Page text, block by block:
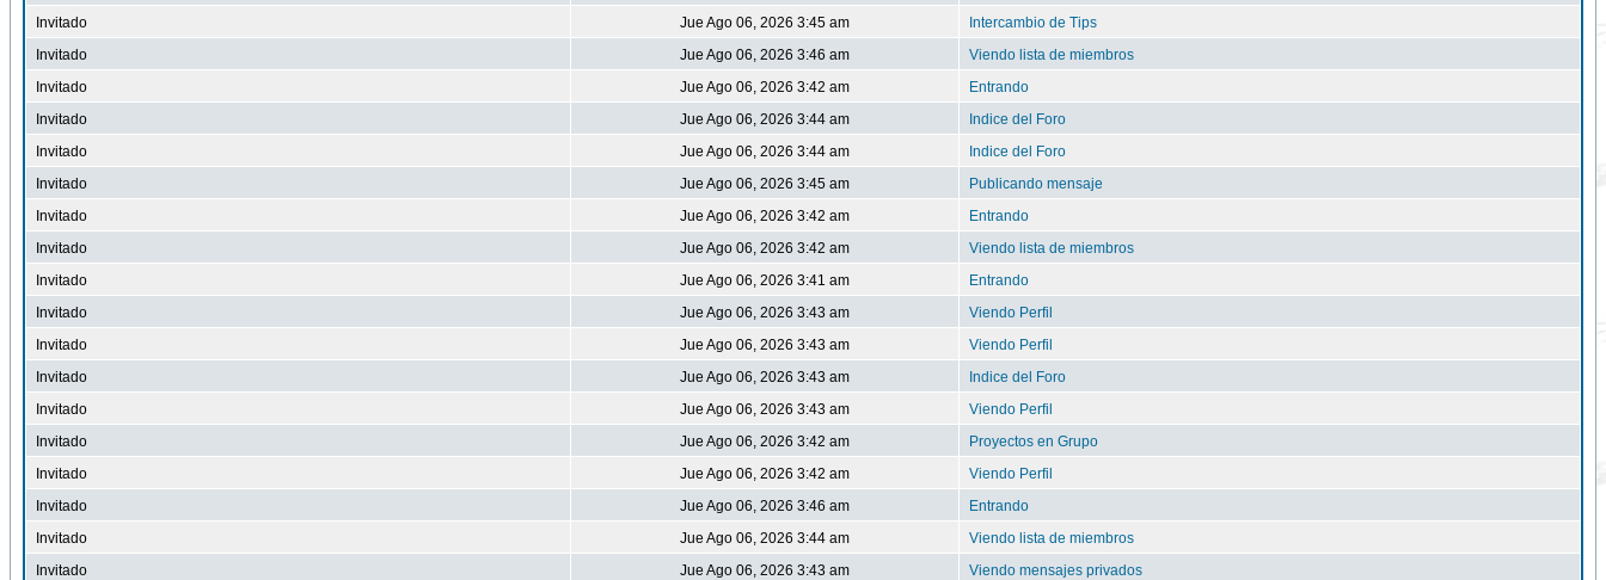
Invitado
Jue Ago 06, 2026 3:45 am
Intercambio de Tips
Invitado
Jue Ago 06, 2026 3:46 am
Viendo lista de miembros
Invitado
Jue Ago 06, 2026 3:42 am
Entrando
Invitado
Jue Ago 06, 2026 3:44 am
Indice del Foro
Invitado
Jue Ago 06, 2026 3:44 am
Indice del Foro
Invitado
Jue Ago 06, 2026 3:45 am
Publicando mensaje
Invitado
Jue Ago 06, 2026 3:42 am
Entrando
Invitado
Jue Ago 06, 2026 3:42 am
Viendo lista de miembros
Invitado
Jue Ago 06, 2026 3:41 am
Entrando
Invitado
Jue Ago 06, 2026 3:43 am
Viendo Perfil
Invitado
Jue Ago 06, 2026 3:43 am
Viendo Perfil
Invitado
Jue Ago 06, 2026 3:43 am
Indice del Foro
Invitado
Jue Ago 06, 2026 3:43 am
Viendo Perfil
Invitado
Jue Ago 06, 2026 3:42 am
Proyectos en Grupo
Invitado
Jue Ago 06, 2026 3:42 am
Viendo Perfil
Invitado
Jue Ago 06, 2026 3:46 am
Entrando
Invitado
Jue Ago 06, 2026 3:44 am
Viendo lista de miembros
Invitado
Jue Ago 06, 2026 3:43 am
Viendo mensajes privados